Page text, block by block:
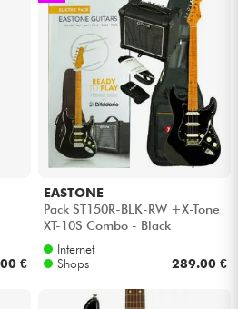
€
EASTONE
Pack ST150R-BLK-RW +X-Tone
XT-10S Combo - Black
Internet
Shops
289.00 €